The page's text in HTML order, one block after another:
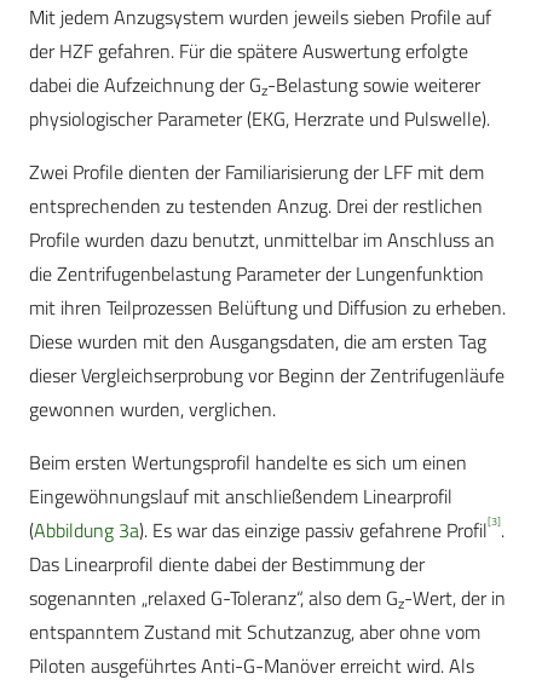
Mit jedem Anzugsystem wurden jeweils sieben Profile auf
der HZF gefahren. Für die spätere Auswertung erfolgte
dabei die Aufzeichnung der Gz-Belastung sowie weiterer
physiologischer Parameter (EKG, Herzrate und Pulswelle).
Zwei Profile dienten der Familiarisierung der LFF mit dem
entsprechenden zu testenden Anzug. Drei der restlichen
Profile wurden dazu benutzt, unmittelbar im Anschluss an
die Zentrifugenbelastung Parameter der Lungenfunktion
mit ihren Teilprozessen Belüftung und Diffusion zu erheben.
Diese wurden mit den Ausgangsdaten, die am ersten Tag
dieser Vergleichserprobung vor Beginn der Zentrifugenläufe
gewonnen wurden, verglichen.
Beim ersten Wertungsprofil handelte es sich um einen
Eingewöhnungslauf mit anschließendem Linearprofil
(Abbildung 3a). Es war das einzige passiv gefahrene Profil[3].
Das Linearprofil diente dabei der Bestimmung der
sogenannten „relaxed G-Toleranz“, also dem Gz-Wert, der in
entspanntem Zustand mit Schutzanzug, aber ohne vom
Piloten ausgeführtes Anti-G-Manöver erreicht wird. Als